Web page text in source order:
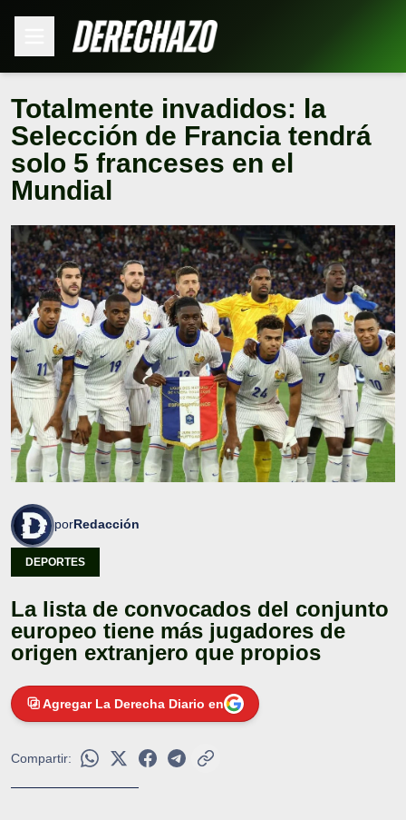
Totalmente invadidos: la
Selección de Francia tendrá
solo 5 franceses en el
Mundial
porRedacción
DEPORTES
La lista de convocados del conjunto
europeo tiene más jugadores de
origen extranjero que propios
Agregar La Derecha Diario en
Compartir: